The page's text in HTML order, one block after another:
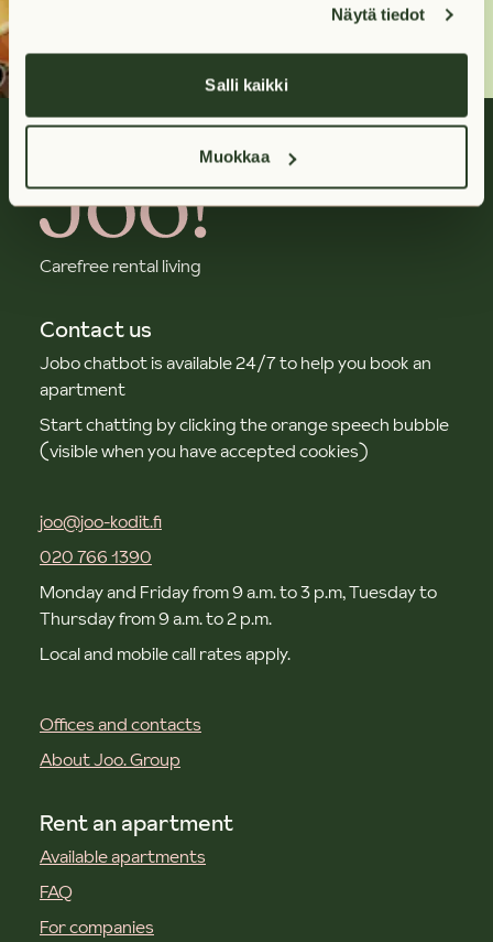
Näytä tiedot
Salli kaikki
Muokkaa
Carefree rental living
Contact us
Jobo chatbot is available 24/7 to help you book an
apartment
Start chatting by clicking the orange speech bubble
(visible when you have accepted cookies)
joo@joo-kodit.fi
020 766 1390
Monday and Friday from 9 a.m. to 3 p.m, Tuesday to
Thursday from 9 a.m. to 2 p.m.
Local and mobile call rates apply.
Offices and contacts
About Joo. Group
Rent an apartment
Available apartments
FAQ
For companies